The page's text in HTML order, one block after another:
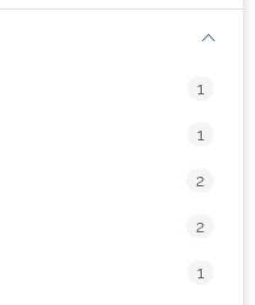
1
1
2
2
1